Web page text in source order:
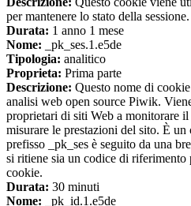
per mantenere lo stato della sessione.
Durata: 1 anno 1 mese
Nome: _pk_ses.1.e5de
Tipologia: analitico
Proprieta: Prima parte
Descrizione: Questo nome di
analisi web open source Piwik.
proprietari di siti Web a monitorare
misurare le prestazioni del sito. È
prefisso _pk_ses è seguito da una
si ritiene sia un codice di
cookie.
Durata: 30 minuti
Nome: _pk_id.1.e5de